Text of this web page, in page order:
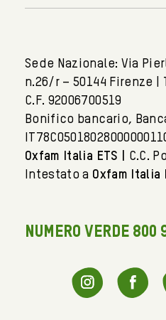
Sede Nazionale: Via
n.26/r – 50144 Firenze |
C.F. 92006700519
Bonifico bancario,
Oxfam Italia ETS | C.C.
Intestato a Oxfam Italia
NUMERO VERDE